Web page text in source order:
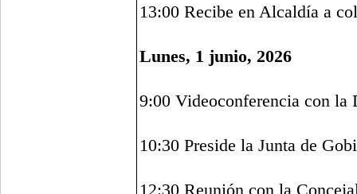
13:00 Recibe en Alcaldía a
Lunes, 1 junio, 2026
9:00 Videoconferencia con
10:30 Preside la Junta de
12:30 Reunión con la